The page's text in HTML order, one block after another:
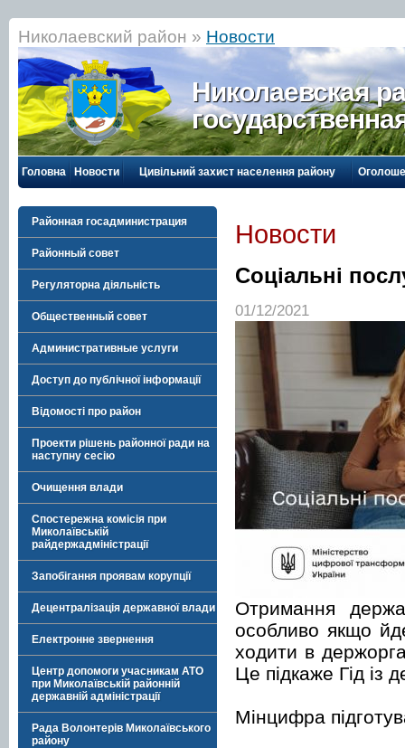
Николаевский район » Новости
Николаевская
Головна Новости Цивільний захист населення району
Районная госадминистрация
Районный совет
Регуляторна діяльність
Общественный совет
Административные услуги
Доступ до публічної інформації
Відомості про район
Проекти рішень районної ради на
наступну сесію
Очищення влади
Спостережна комісія при
Миколаївській
райдержадміністрації
Запобігання проявам корупції
Децентралізація державної влади
Електронне звернення
Центр допомоги учасникам АТО
при Миколаївській районній
державній адміністрації
Рада Волонтерів Миколаївського
району
Новости
Соціальні
01/12/2021
Отримання
особливо якщо
ходити в
Це підкаже Гід із
Мінцифра